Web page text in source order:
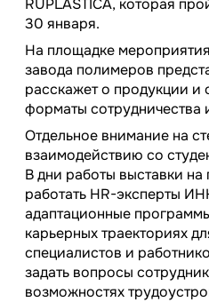
30 января.
На площадке
завода полимеров
расскажет о продукции и
форматы сотрудничества
Отдельное внимание на
взаимодействию со
В дни работы выставки на
работать HR-эксперты
адаптационные
карьерных траекториях
специалистов и
задать вопросы
возможностях